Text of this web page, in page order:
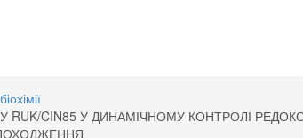
генів синтезу серину у клітинах гліоми
протеїну Ruk/CIN85 у динамічному контролі
RUK/CIN85 У ДИНАМІЧНОМУ КОНТРОЛІ